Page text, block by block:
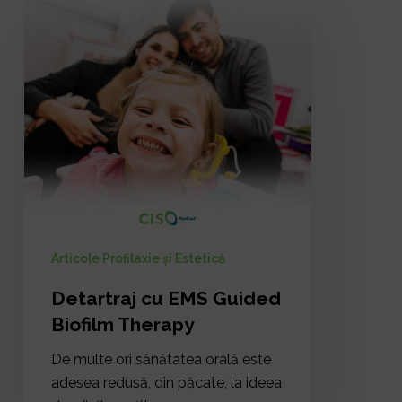
Guided
Biofilm
Therapy
Articole Profilaxie și Estetică
Detartraj cu EMS Guided
Biofilm Therapy
De multe ori sănătatea orală este
adesea redusă, din păcate, la ideea